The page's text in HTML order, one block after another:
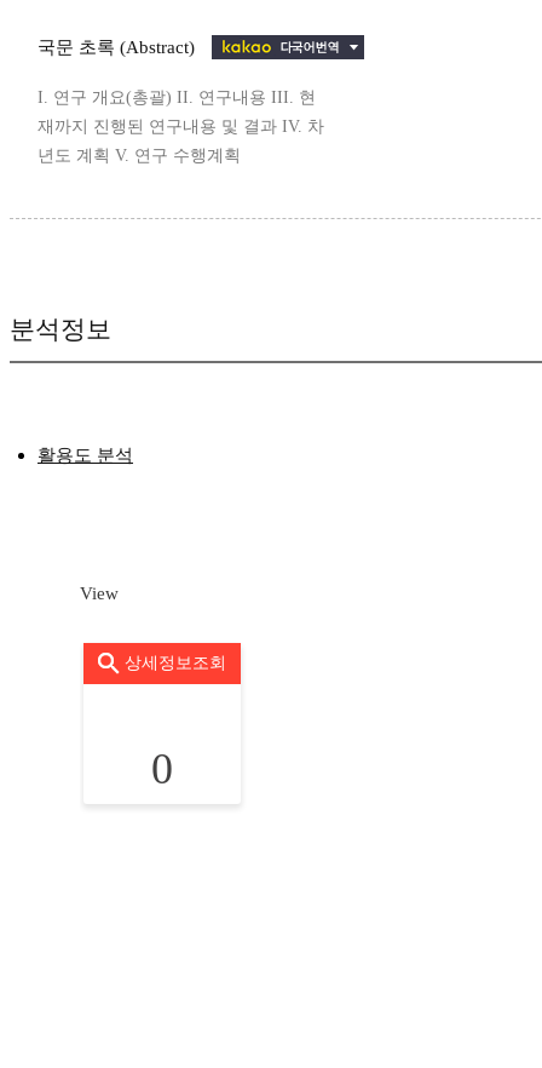
국문 초록 (Abstract)
I. 연구 개요(총괄) II. 연구내용 III. 현
재까지 진행된 연구내용 및 결과 IV. 차
년도 계획 V. 연구 수행계획
분석정보
활용도 분석
View
상세정보조회
0